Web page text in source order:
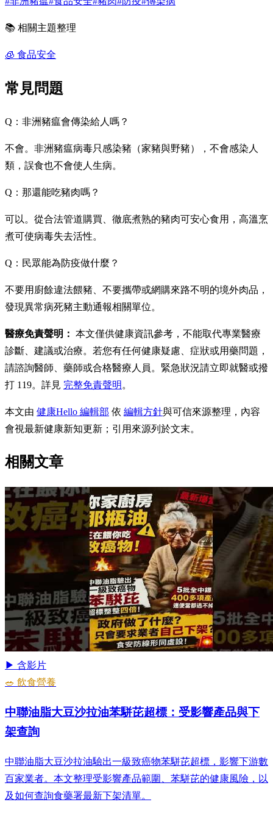
📚 相關主題整理
🧊 食品安全
常見問題
Q：非洲豬瘟會傳染給人嗎？
不會。非洲豬瘟病毒只感染豬（家豬與野豬），不會感染人
類，誤食也不會使人生病。
Q：那還能吃豬肉嗎？
可以。從合法管道購買、徹底煮熟的豬肉可安心食用，高溫烹
煮可使病毒失去活性。
Q：民眾能為防疫做什麼？
不要用廚餘違法餵豬、不要攜帶或網購來路不明的境外肉品，
發現異常病死豬主動通報相關單位。
醫療免責聲明： 本文僅供健康資訊參考，不能取代專業醫療
診斷、建議或治療。若您有任何健康疑慮、症狀或用藥問題，
請諮詢醫師、藥師或合格醫療人員。緊急狀況請立即就醫或撥
打 119。詳見 完整免責聲明 。
本文由 健康Hello 編輯部 依 編輯方針與可信來源整理，內容
會視最新健康新知更新；引用來源列於文末。
相關文章
▶ 含影片
🥗 飲食營養
中聯油脂大豆沙拉油苯駢芘超標：受影響產品與下
架查詢
中聯油脂大豆沙拉油驗出一級致癌物苯駢芘超標，影響下游數
百家業者。本文整理受影響產品範圍、苯駢芘的健康風險，以
及如何查詢食藥署最新下架清單。